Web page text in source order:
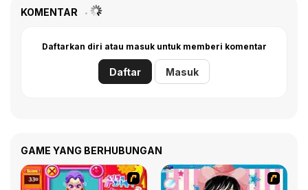
KOMENTAR
Daftarkan diri atau masuk untuk memberi komentar
Daftar Masuk
GAME YANG BERHUBUNGAN